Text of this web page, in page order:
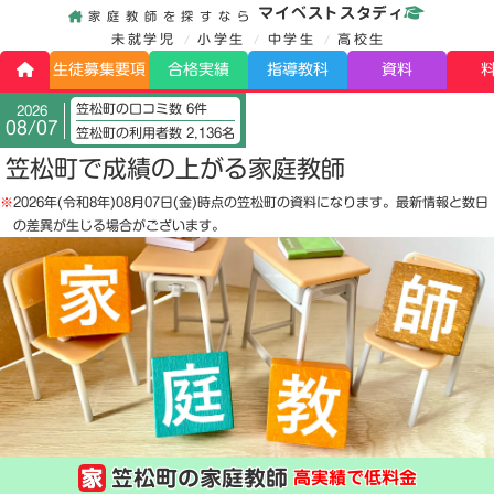
家庭教師を探すなら マイベストスタディ
未就学児 小学生 中学生 高校生
生徒募集要項 合格実績 指導教科 資料
2026
08/07
笠松町の口コミ数 6件
笠松町の利用者数 2,136名
笠松町で成績の上がる家庭教師
※2026年(令和8年)08月07日(金)時点の笠松町の資料になります。最新情報と数日
の差異が生じる場合がございます。
笠松町の家庭教師 高実績で低料金